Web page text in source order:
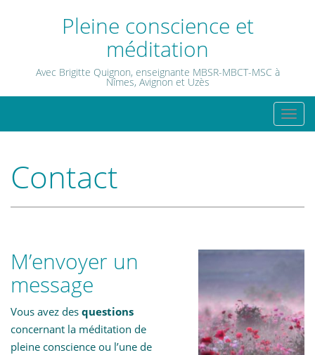
Pleine conscience et
méditation
Avec Brigitte Quignon, enseignante MBSR-MBCT-MSC à
Nîmes, Avignon et Uzès
T
o
e
a
t
i
Contact
M’envoyer un
message
Vous avez des questions
concernant la méditation de
pleine conscience ou l’une de